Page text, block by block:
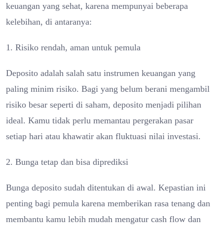
keuangan yang sehat, karena mempunyai beberapa
kelebihan, di antaranya:
1. Risiko rendah, aman untuk pemula
Deposito adalah salah satu instrumen keuangan yang
paling minim risiko. Bagi yang belum berani mengambil
risiko besar seperti di saham, deposito menjadi pilihan
ideal. Kamu tidak perlu memantau pergerakan pasar
setiap hari atau khawatir akan fluktuasi nilai investasi.
2. Bunga tetap dan bisa diprediksi
Bunga deposito sudah ditentukan di awal. Kepastian ini
penting bagi pemula karena memberikan rasa tenang dan
membantu kamu lebih mudah mengatur cash flow dan